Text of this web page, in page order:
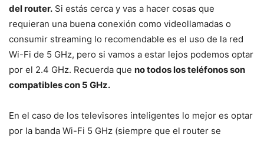
del router. Si estás cerca y vas a hacer cosas que
requieran una buena conexión como videollamadas o
consumir streaming lo recomendable es el uso de la red
Wi-Fi de 5 GHz, pero si vamos a estar lejos podemos optar
por el 2.4 GHz. Recuerda que no todos los teléfonos son
compatibles con 5 GHz.
En el caso de los televisores inteligentes lo mejor es optar
por la banda Wi-Fi 5 GHz (siempre que el router se